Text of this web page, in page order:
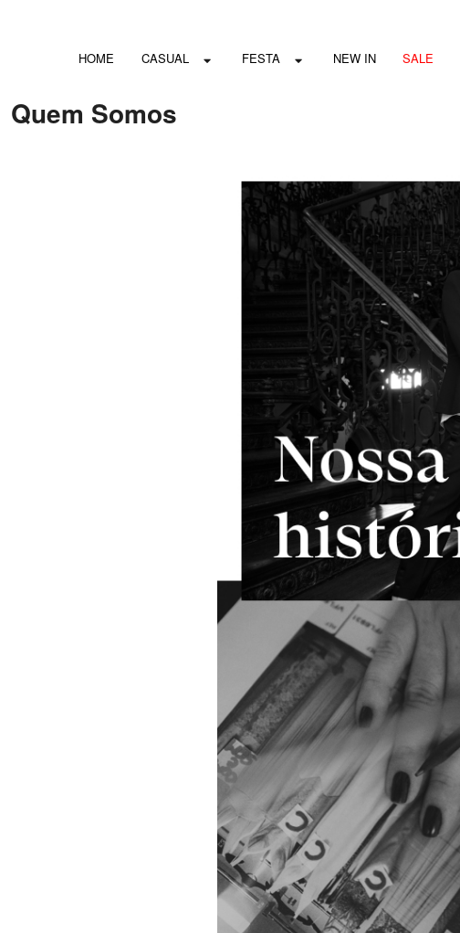
HOME CASUAL FESTA NEW IN SALE
Quem Somos